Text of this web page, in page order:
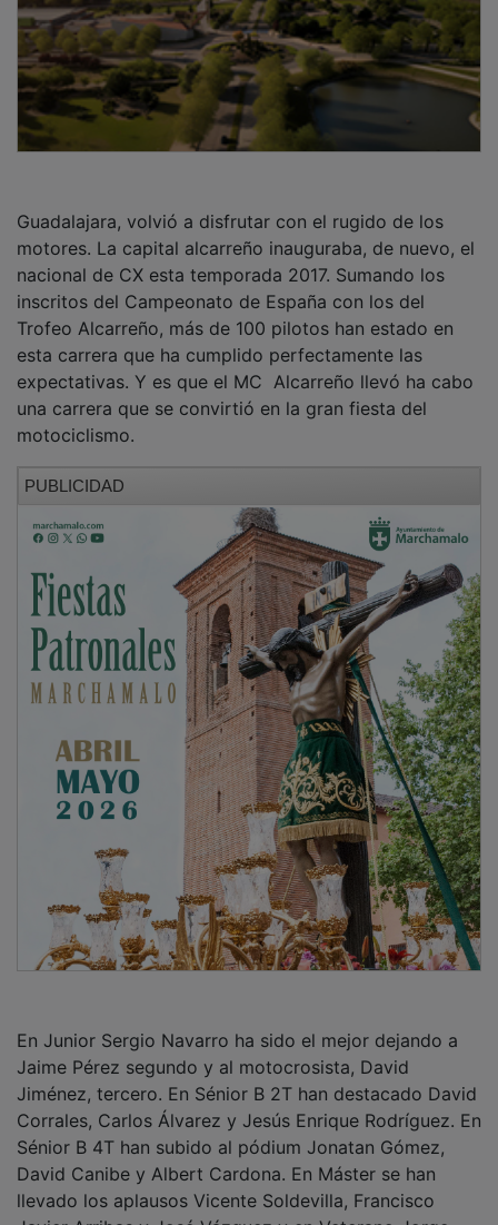
motores. La capital alcarreño inauguraba, de nuevo, el
nacional de CX esta temporada 2017. Sumando los
inscritos del Campeonato de España con los del
Trofeo Alcarreño, más de 100 pilotos han estado en
esta carrera que ha cumplido perfectamente las
expectativas. Y es que el MC Alcarreño llevó ha cabo
una carrera que se convirtió en la gran fiesta del
motociclismo.
Jaime Pérez segundo y al motocrosista, David
Jiménez, tercero. En Sénior B 2T han destacado David
Corrales, Carlos Álvarez y Jesús Enrique Rodríguez. En
Sénior B 4T han subido al pódium Jonatan Gómez,
David Canibe y Albert Cardona. En Máster se han
llevado los aplausos Vicente Soldevilla, Francisco
Javier Arribas y José Vázquez y en Veterano Jorge